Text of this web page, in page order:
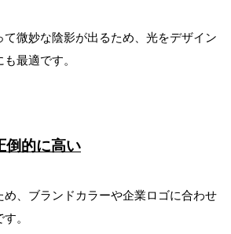
て微妙な陰影が出るため、光をデザイン
最適です。
的に高い
め、ブランドカラーや企業ロゴに合わせ
。